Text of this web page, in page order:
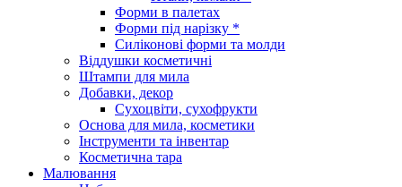
Форми в палетах
Форми під нарізку *
Силіконові форми та молди
Віддушки косметичні
Штампи для мила
Добавки, декор
Сухоцвіти, сухофрукти
Основа для мила, косметики
Інструменти та інвентар
Косметична тара
Малювання